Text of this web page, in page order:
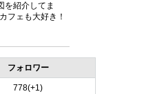
を紹介してま
フェも大好き！
フォロワー
778(+1)